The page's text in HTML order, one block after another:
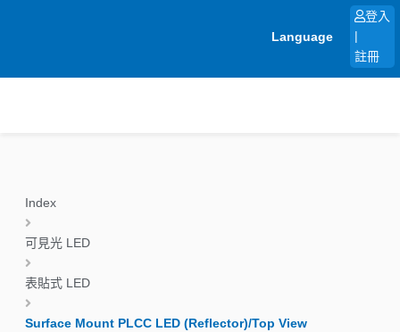
Language
登入
註冊
Index
可見光 LED
表貼式 LED
Surface Mount PLCC LED (Reflector)/Top View